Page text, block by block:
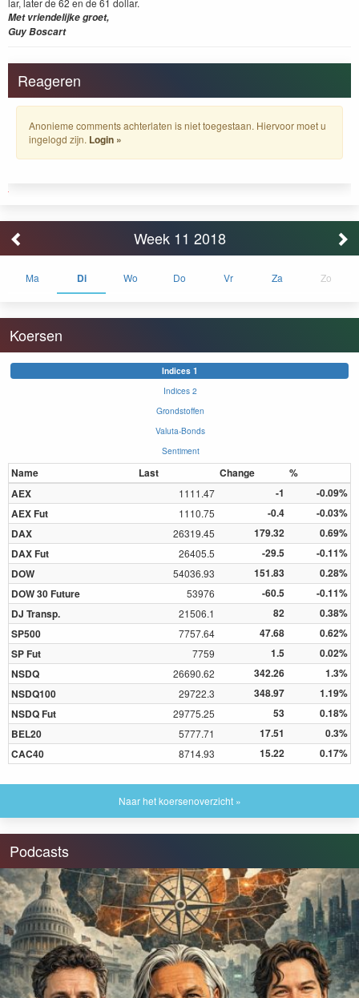
lar, lat­er de 62 en de 61 dol­lar.
Met vrien­delijke groet,
Guy Boscart
Reageren
Anonieme comments achterlaten is niet toegestaan. Hiervoor moet u
ingelogd zijn. Login »
Week 11 2018
Ma Di Wo Do Vr Za Zo
Koersen
Indices 1
Indices 2
Grondstoffen
Valuta-Bonds
Sentiment
Name Last Change
%
AEX
1111.47 -1
-0.09%
AEX Fut
1110.75 -0.4
-0.03%
DAX
26319.45 179.32
0.69%
DAX Fut
26405.5 -29.5
-0.11%
DOW
54036.93 151.83
0.28%
DOW 30 Future
53976 -60.5
-0.11%
DJ Transp.
21506.1 82
0.38%
SP500
7757.64 47.68
0.62%
SP Fut
7759 1.5
0.02%
NSDQ
26690.62 342.26
1.3%
NSDQ100
29722.3 348.97
1.19%
NSDQ Fut
29775.25 53
0.18%
BEL20
5777.71 17.51
0.3%
CAC40
8714.93 15.22 0.17%
Naar het koersenoverzicht »
Podcasts